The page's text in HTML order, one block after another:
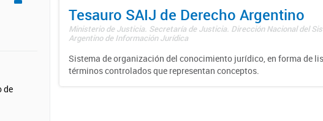
de
Tesauro SAIJ de Derecho Argentino
Ministerio de Justicia. Secretaría de Justicia. Dirección Nacional del
Argentino de Información Jurídica
Sistema de organización del conocimiento jurídico, en forma de
términos controlados que representan conceptos.